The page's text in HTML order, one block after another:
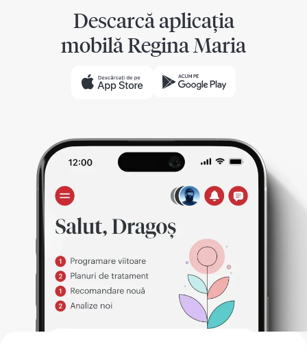
Descarcă aplicația
mobilă Regina Maria